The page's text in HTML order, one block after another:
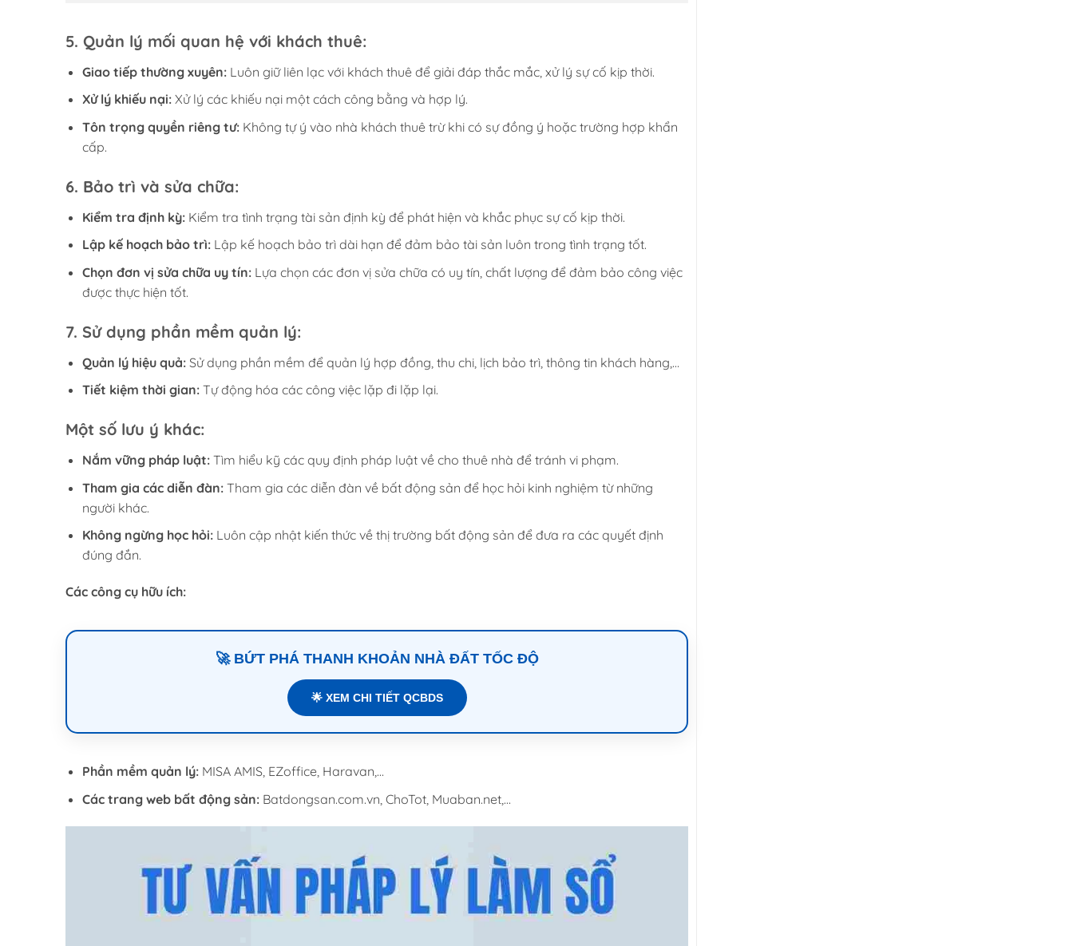
5. Quản lý mối quan hệ với khách thuê:
Giao tiếp thường xuyên:Luôn giữ liên lạc với khách thuê để giải đáp thắc mắc, xử lý sự cố kịp thời.
Xử lý khiếu nại:Xử lý các khiếu nại một cách công bằng và hợp lý.
Tôn trọng quyền riêng tư:Không tự ý vào nhà khách thuê trừ khi có sự đồng ý hoặc trường hợp khẩn
cấp.
6. Bảo trì và sửa chữa:
Kiểm tra định kỳ:Kiểm tra tình trạng tài sản định kỳ để phát hiện và khắc phục sự cố kịp thời.
Lập kế hoạch bảo trì:Lập kế hoạch bảo trì dài hạn để đảm bảo tài sản luôn trong tình trạng tốt.
Chọn đơn vị sửa chữa uy tín:Lựa chọn các đơn vị sửa chữa có uy tín, chất lượng để đảm bảo công việc
được thực hiện tốt.
7. Sử dụng phần mềm quản lý:
Quản lý hiệu quả:Sử dụng phần mềm để quản lý hợp đồng, thu chi, lịch bảo trì, thông tin khách hàng,…
Tiết kiệm thời gian:Tự động hóa các công việc lặp đi lặp lại.
Một số lưu ý khác:
Nắm vững pháp luật:Tìm hiểu kỹ các quy định pháp luật về cho thuê nhà để tránh vi phạm.
Tham gia các diễn đàn:Tham gia các diễn đàn về bất động sản để học hỏi kinh nghiệm từ những
người khác.
Không ngừng học hỏi:Luôn cập nhật kiến thức về thị trường bất động sản để đưa ra các quyết định
đúng đắn.
Các công cụ hữu ích:
🚀 BỨT PHÁ THANH KHOẢN NHÀ ĐẤT TỐC ĐỘ
🌟 XEM CHI TIẾT QCBDS
Phần mềm quản lý:MISA AMIS, EZoffice, Haravan,…
Các trang web bất động sản:Batdongsan.com.vn, ChoTot, Muaban.net,…